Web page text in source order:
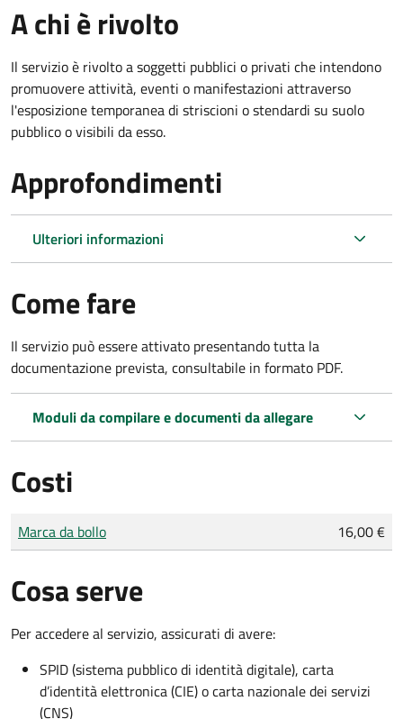
A chi è rivolto
Il servizio è rivolto a soggetti pubblici o privati che intendono
promuovere attività, eventi o manifestazioni attraverso
l'esposizione temporanea di striscioni o stendardi su suolo
pubblico o visibili da esso.
Approfondimenti
Ulteriori informazioni
Come fare
Il servizio può essere attivato presentando tutta la
documentazione prevista, consultabile in formato PDF.
Moduli da compilare e documenti da allegare
Costi
Tipo di pagamento
Importo
Marca da bollo 16,00 €
Cosa serve
Per accedere al servizio, assicurati di avere:
SPID (sistema pubblico di identità digitale), carta
d’identità elettronica (CIE) o carta nazionale dei servizi
(CNS)